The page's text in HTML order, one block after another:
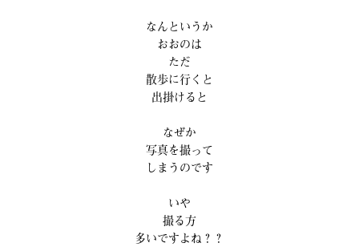
なんというか
おおのは
ただ
散歩に行くと
出掛けると
なぜか
写真を撮って
しまうのです
いや
撮る方
多いですよね？？